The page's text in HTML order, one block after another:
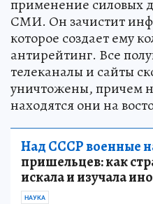
применение силовых
СМИ. Он зачистит
которое создает ему
антирейтинг. Все
телеканалы и сайты
уничтожены, причем
находятся они на
Над СССР военные
пришельцев: как
искала и изучала
НАУКА